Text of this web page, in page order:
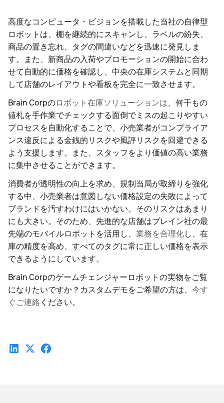
高度なコンピュータ・ビジョンを搭載した当社の自律型
ロボットは、棚を継続的にスキャンし、ラベルの紛失、
商品の置き忘れ、タグの間違いなどを迅速に発見しま
す。また、新商品の入荷やプロモーションの開始に合わ
せて自動的に価格を確認し、中央の在庫システムと同期
して店舗のレイアウトや看板を完全に一致させます。
Brain Corpのロボット在庫ソリューションは、何千もの
値札を手作業でチェックする面倒でミスの起こりやすい
プロセスを自動化することで、小売業者がコンプライア
ンス違反による金銭的リスクや風評リスクを回避できる
よう支援します。また、スタッフをより価値の高い業務
に集中させることができます。
消費者が透明性の向上を求め、規制当局が取締りを強化
する中、小売業者は意図しない価格設定の失敗によって
ブランドを汚すわけにはいかない。そのリスクはあまり
にも大きい。そのため、先進的な店舗はブレイン社の最
先端のモバイルロボットを活用し、 業務を合理化し、在
庫の精度を高め、すべてのタグに常に正しい価格を表示
できるようにしています。
Brain Corpのゲームチェンジャーロボットの実物をご覧
になりたいですか？カスタムデモをご希望の方は、 今す
ぐご連絡 ください。